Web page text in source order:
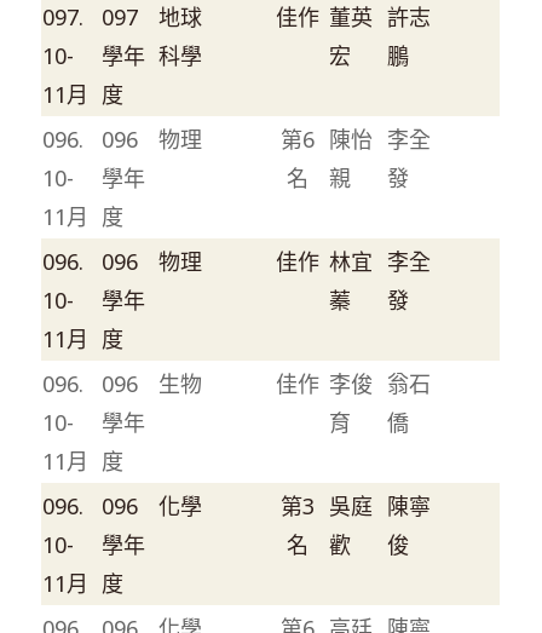
097.
10-
11月
097
學年
度
地球
科學
佳作 董英
宏
許志
鵬
096.
10-
11月
096
學年
度
物理
第6
名
陳怡
親
李全
發
096.
10-
11月
096
學年
度
物理 佳作 林宜
蓁
李全
發
096.
10-
11月
096
學年
度
生物 佳作 李俊
育
翁石
僑
096.
10-
11月
096
學年
度
化學
第3
名
吳庭
歡
陳寧
俊